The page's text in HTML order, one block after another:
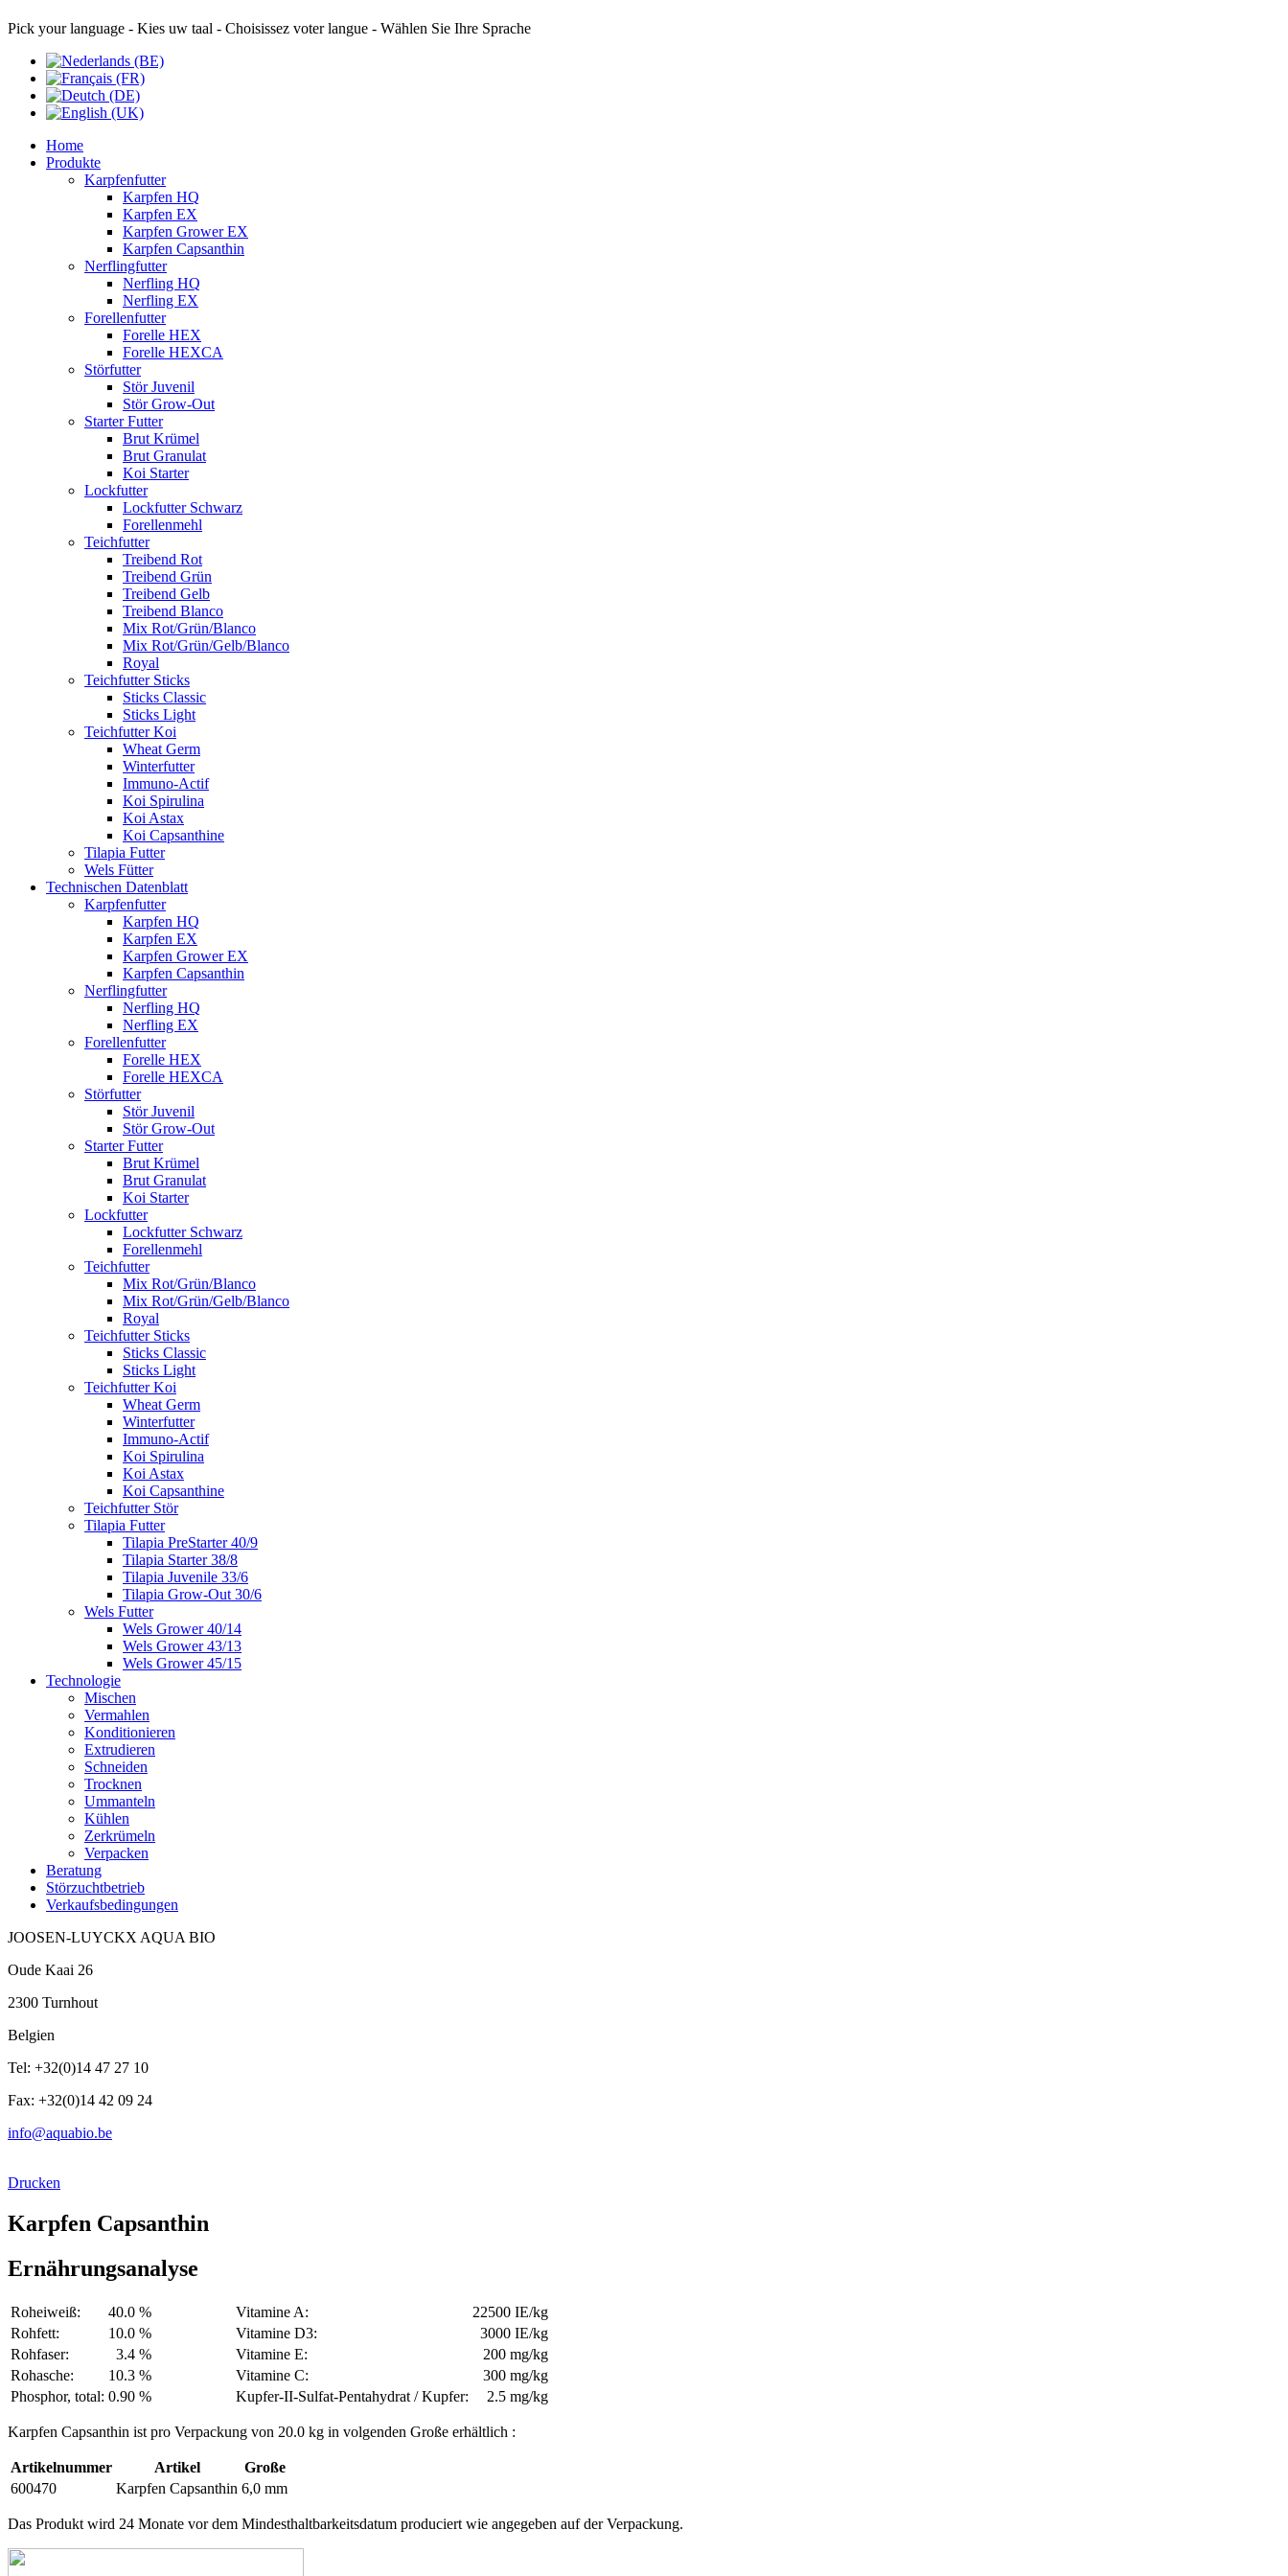
Pick your language - Kies uw taal - Choisissez voter langue - Wählen Sie Ihre Sprache
Home
Produkte
Karpfenfutter
Karpfen HQ
Karpfen EX
Karpfen Grower EX
Karpfen Capsanthin
Nerflingfutter
Nerfling HQ
Nerfling EX
Forellenfutter
Forelle HEX
Forelle HEXCA
Störfutter
Stör Juvenil
Stör Grow-Out
Starter Futter
Brut Krümel
Brut Granulat
Koi Starter
Lockfutter
Lockfutter Schwarz
Forellenmehl
Teichfutter
Treibend Rot
Treibend Grün
Treibend Gelb
Treibend Blanco
Mix Rot/Grün/Blanco
Mix Rot/Grün/Gelb/Blanco
Royal
Teichfutter Sticks
Sticks Classic
Sticks Light
Teichfutter Koi
Wheat Germ
Winterfutter
Immuno-Actif
Koi Spirulina
Koi Astax
Koi Capsanthine
Tilapia Futter
Wels Fütter
Technischen Datenblatt
Karpfenfutter
Karpfen HQ
Karpfen EX
Karpfen Grower EX
Karpfen Capsanthin
Nerflingfutter
Nerfling HQ
Nerfling EX
Forellenfutter
Forelle HEX
Forelle HEXCA
Störfutter
Stör Juvenil
Stör Grow-Out
Starter Futter
Brut Krümel
Brut Granulat
Koi Starter
Lockfutter
Lockfutter Schwarz
Forellenmehl
Teichfutter
Mix Rot/Grün/Blanco
Mix Rot/Grün/Gelb/Blanco
Royal
Teichfutter Sticks
Sticks Classic
Sticks Light
Teichfutter Koi
Wheat Germ
Winterfutter
Immuno-Actif
Koi Spirulina
Koi Astax
Koi Capsanthine
Teichfutter Stör
Tilapia Futter
Tilapia PreStarter 40/9
Tilapia Starter 38/8
Tilapia Juvenile 33/6
Tilapia Grow-Out 30/6
Wels Futter
Wels Grower 40/14
Wels Grower 43/13
Wels Grower 45/15
Technologie
Mischen
Vermahlen
Konditionieren
Extrudieren
Schneiden
Trocknen
Ummanteln
Kühlen
Zerkrümeln
Verpacken
Beratung
Störzuchtbetrieb
Verkaufsbedingungen
JOOSEN-LUYCKX AQUA BIO
Oude Kaai 26
2300 Turnhout
Belgien
Tel: +32(0)14 47 27 10
Fax: +32(0)14 42 09 24
info@aquabio.be
Drucken
Karpfen Capsanthin
Ernährungsanalyse
Roheiweiß: 40.0 % Vitamine A:
22500 IE/kg
Rohfett:
10.0 % Vitamine D3:
3000 IE/kg
Rohfaser:
3.4 % Vitamine E:
200 mg/kg
Rohasche:
10.3 % Vitamine C:
300 mg/kg
Phosphor, total: 0.90 % Kupfer-II-Sulfat-Pentahydrat / Kupfer: 2.5 mg/kg
Karpfen Capsanthin ist pro Verpackung von 20.0 kg in volgenden Große erhältlich :
Artikelnummer Artikel
Große
600470
Karpfen Capsanthin 6,0 mm
Das Produkt wird 24 Monate vor dem Mindesthaltbarkeitsdatum produciert wie angegeben auf der Verpackung.